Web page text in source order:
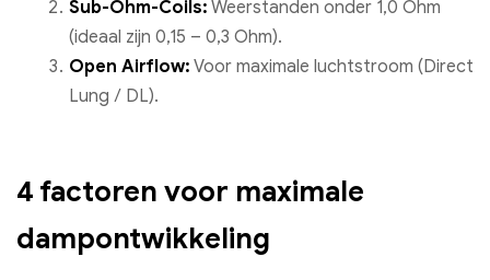
Sub-Ohm-Coils: Weerstanden onder 1,0 Ohm
(ideaal zijn 0,15 – 0,3 Ohm).
Open Airflow: Voor maximale luchtstroom (Direct
Lung / DL).
4 factoren voor maximale
dampontwikkeling